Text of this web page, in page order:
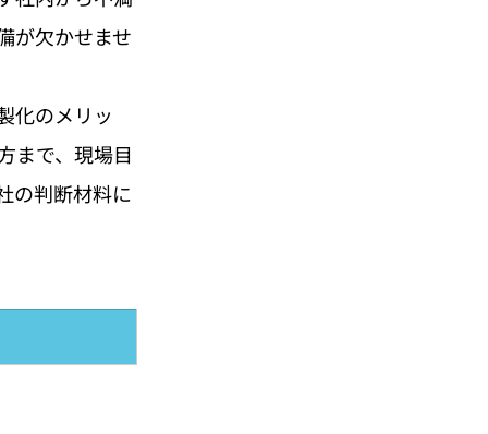
が欠かせませ
化のメリッ
まで、現場目
の判断材料に